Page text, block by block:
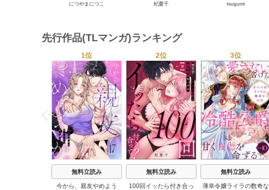
か。～腐れ縁同僚は甘い
につやまにつこ
て？ 無愛想なライバル同
杞憂千
結婚 愛さないと告げた冷
tsugumi
先行作品(TLマンガ)ランキング
P
r
e
v
i
o
u
s
1位
無料立読み
今から、親友やめよう
2位
無料立読み
100回イッたら付き合っ
3位
無料立読み
薄幸令嬢ライラの数奇な